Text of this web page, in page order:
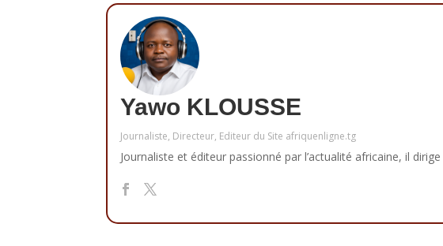
Yawo KLOUSSE
Journaliste, Directeur, Editeur du Site afriquenligne.tg
Journaliste et éditeur passionné par l’actualité africaine, il